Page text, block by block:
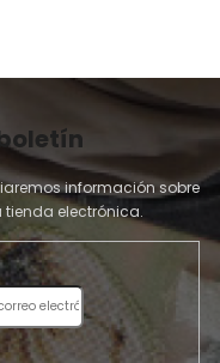
información sobre
tienda electrónica.